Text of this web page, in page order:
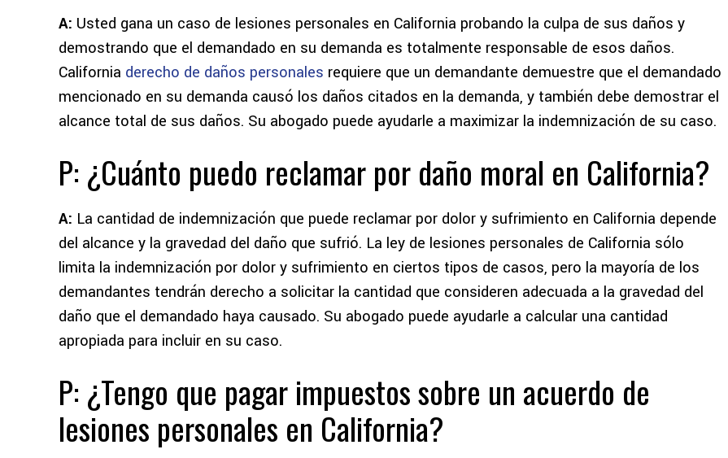
A: Usted gana un caso de lesiones personales en California probando la culpa de sus daños y
demostrando que el demandado en su demanda es totalmente responsable de esos daños.
California derecho de daños personales requiere que un demandante demuestre que el demandado
mencionado en su demanda causó los daños citados en la demanda, y también debe demostrar el
alcance total de sus daños. Su abogado puede ayudarle a maximizar la indemnización de su caso.
P: ¿Cuánto puedo reclamar por daño moral en California?
A: La cantidad de indemnización que puede reclamar por dolor y sufrimiento en California depende
del alcance y la gravedad del daño que sufrió. La ley de lesiones personales de California sólo
limita la indemnización por dolor y sufrimiento en ciertos tipos de casos, pero la mayoría de los
demandantes tendrán derecho a solicitar la cantidad que consideren adecuada a la gravedad del
daño que el demandado haya causado. Su abogado puede ayudarle a calcular una cantidad
apropiada para incluir en su caso.
P: ¿Tengo que pagar impuestos sobre un acuerdo de
lesiones personales en California?